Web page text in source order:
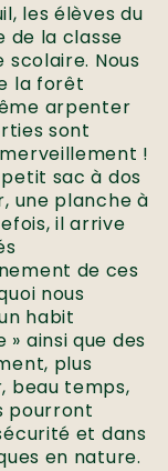
les élèves du
de la classe
scolaire. Nous
la forêt
arpenter
sont
!
sac à dos
une planche à
il arrive
de ces
nous
habit
ainsi que des
plus
beau temps,
pourront
et dans
en nature.